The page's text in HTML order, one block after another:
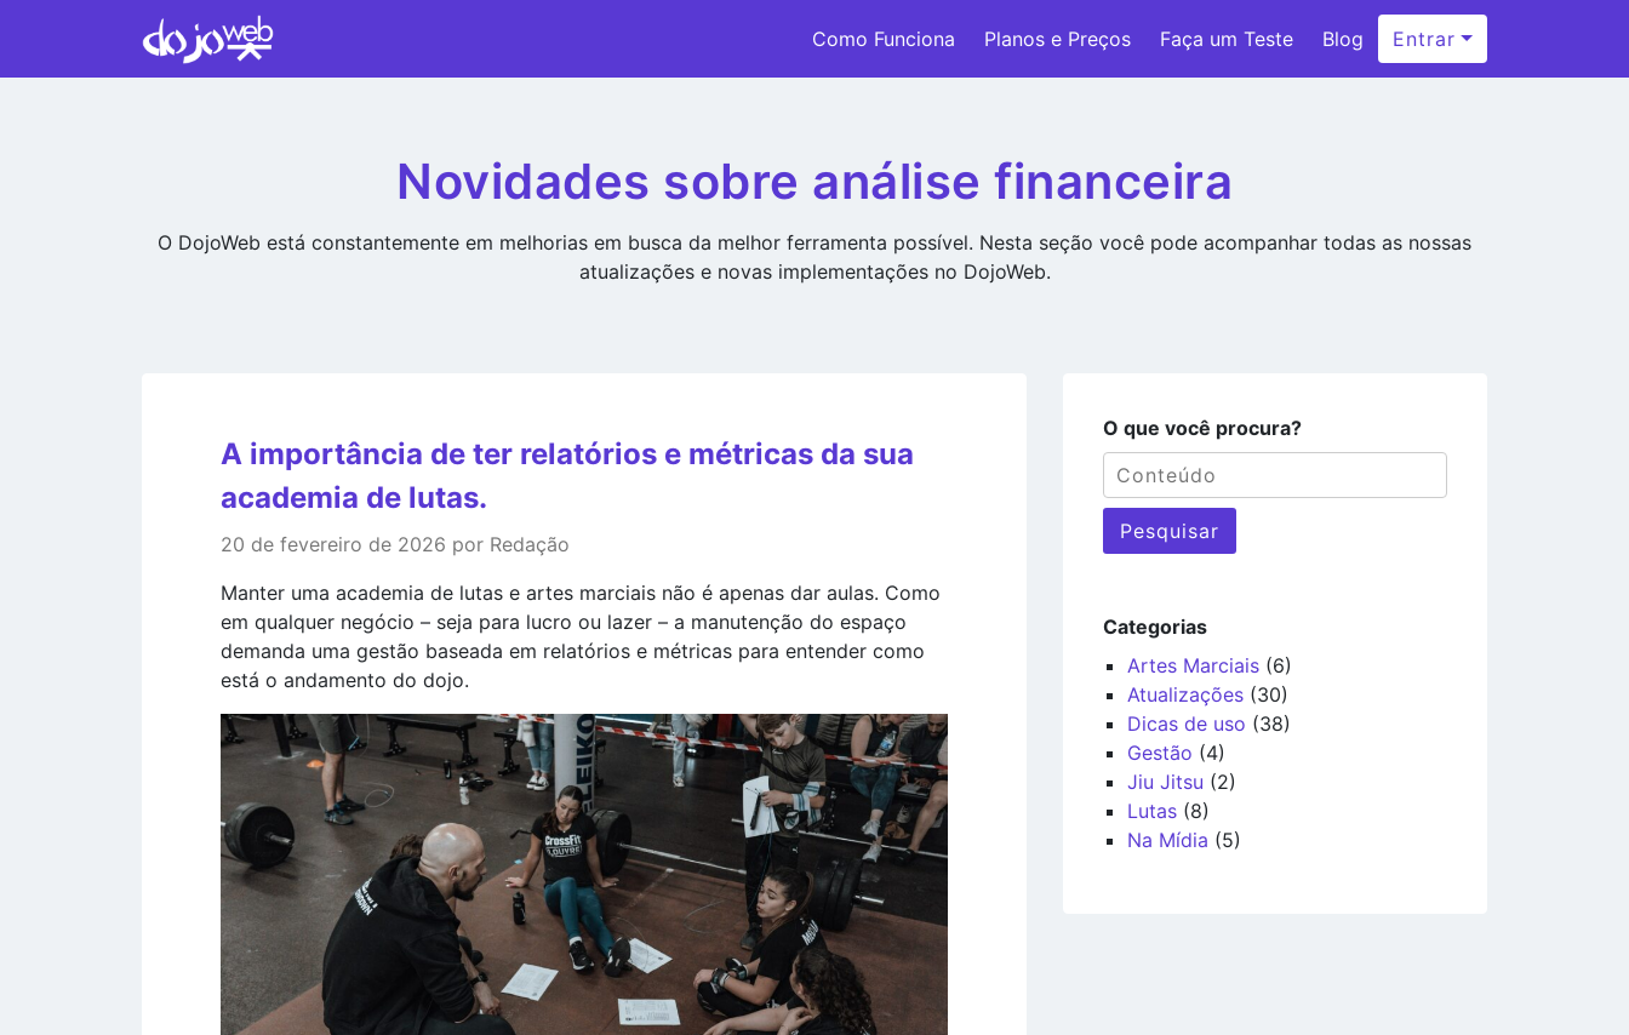
Como Funciona Planos e Preços Faça um Teste Blog Entrar
Novidades sobre análise financeira
O DojoWeb está constantemente em melhorias em busca da melhor ferramenta possível. Nesta seção você pode acompanhar todas as nossas
atualizações e novas implementações no DojoWeb.
A importância de ter relatórios e métricas da sua
academia de lutas.
20 de fevereiro de 2026 por Redação
Manter uma academia de lutas e artes marciais não é apenas dar aulas. Como
em qualquer negócio – seja para lucro ou lazer – a manutenção do espaço
demanda uma gestão baseada em relatórios e métricas para entender como
está o andamento do dojo.
O que você procura?
Pesquisar
Categorias
Artes Marciais (6)
Atualizações (30)
Dicas de uso (38)
Gestão (4)
Jiu Jitsu (2)
Lutas (8)
Na Mídia (5)